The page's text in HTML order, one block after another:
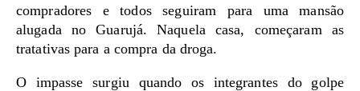
compradores e todos seguiram para uma mansão
alugada no Guarujá. Naquela casa, começaram as
tratativas para a compra da droga.
O impasse surgiu quando os integrantes do golpe